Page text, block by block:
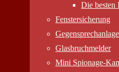
Die besten
Fenstersicherung
Glasbruchmelder
Mini Spionage-